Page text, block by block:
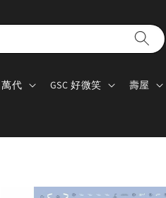
萬代 GSC 好微笑 壽屋